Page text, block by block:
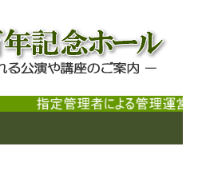
年記念ホール
や講座のご案内